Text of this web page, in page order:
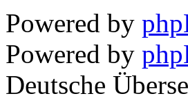
Powered by
Powered by
Deutsche